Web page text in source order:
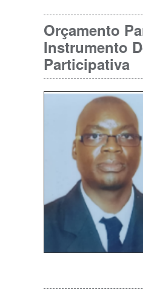
Orçamento
Instrumento
Participativa